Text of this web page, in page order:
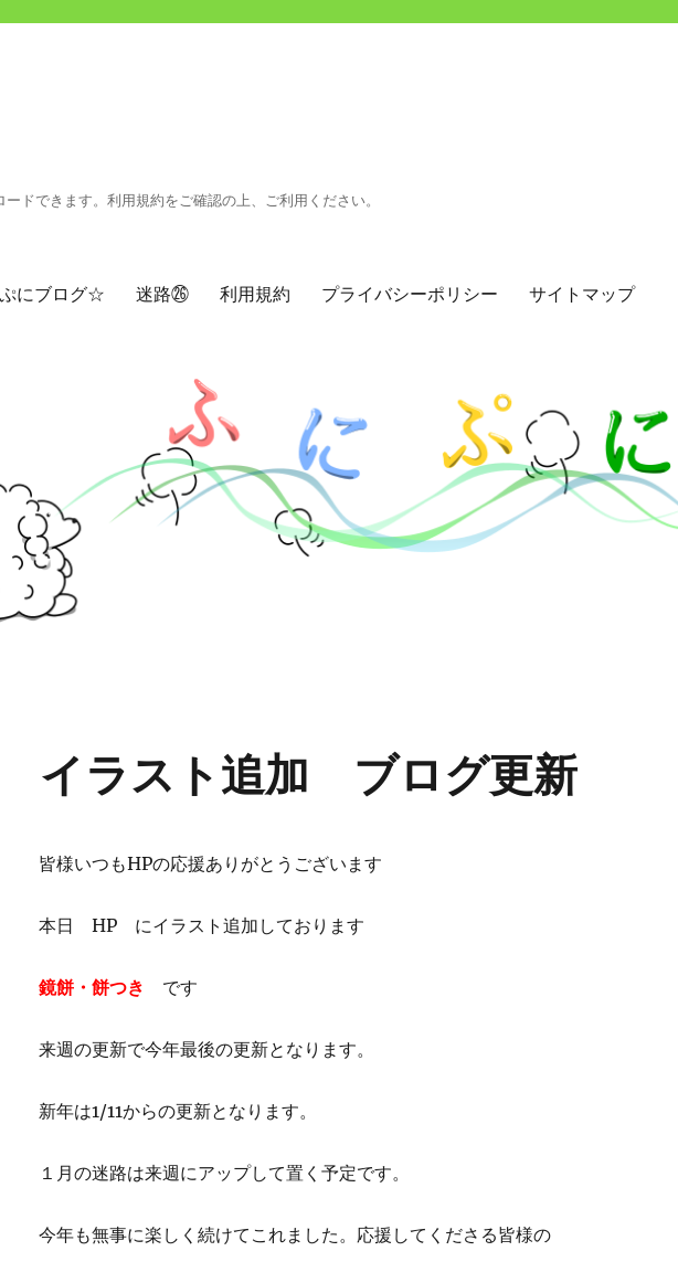
ドできます。利用規約をご確認の上、ご利用ください。
にブログ☆ 迷路㉖ 利用規約 プライバシーポリシー サイトマップ
イラスト追加 ブログ更新
皆様いつもHPの応援ありがとうございます
本日 HP にイラスト追加しております
鏡餅・餅つき です
来週の更新で今年最後の更新となります。
新年は1/11からの更新となります。
１月の迷路は来週にアップして置く予定です。
今年も無事に楽しく続けてこれました。応援してくださる皆様の